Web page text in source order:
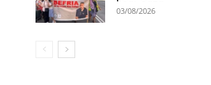
03/08/2026